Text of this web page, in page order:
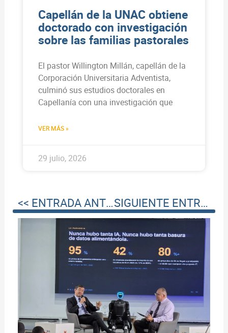
Capellán de la UNAC obtiene
doctorado con investigación
sobre las familias pastorales
El pastor Willington Millán, capellán de la
Corporación Universitaria Adventista,
culminó sus estudios doctorales en
Capellanía con una investigación que
VER MÁS »
29 julio, 2026
<< ENTRADA ANTERIOR SIGUIENTE ENTRADA >>